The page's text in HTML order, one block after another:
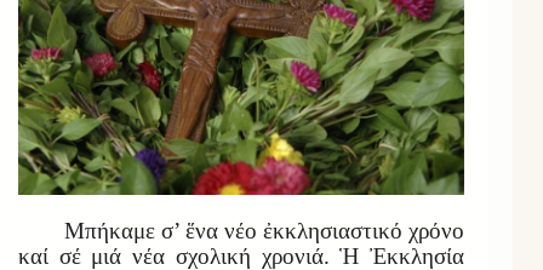
Μπήκαμε σ’ ἕνα νέο ἐκκλησιαστικό χρόνο
καί σέ μιά νέα σχολική χρονιά. Ἡ Ἐκκλησία